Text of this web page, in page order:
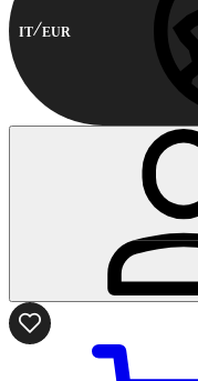
IT EUR